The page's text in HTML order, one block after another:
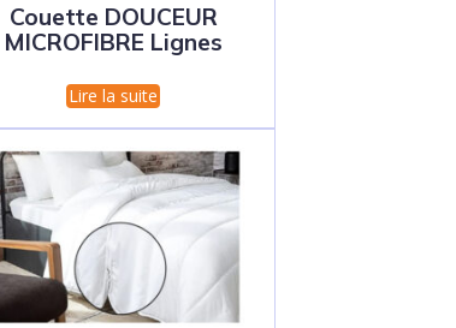
Couette DOUCEUR
MICROFIBRE Lignes
Lire la suite